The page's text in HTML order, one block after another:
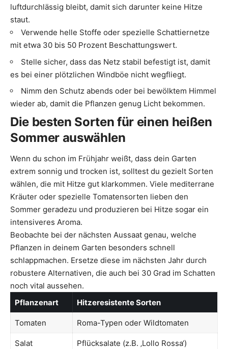
luftdurchlässig bleibt, damit sich darunter keine Hitze
staut.
Verwende helle Stoffe oder spezielle Schattiernetze
mit etwa 30 bis 50 Prozent Beschattungswert.
Stelle sicher, dass das Netz stabil befestigt ist, damit
es bei einer plötzlichen Windböe nicht wegfliegt.
Nimm den Schutz abends oder bei bewölktem Himmel
wieder ab, damit die Pflanzen genug Licht bekommen.
Die besten Sorten für einen heißen
Sommer auswählen
Wenn du schon im Frühjahr weißt, dass dein Garten
extrem sonnig und trocken ist, solltest du gezielt Sorten
wählen, die mit Hitze gut klarkommen. Viele mediterrane
Kräuter oder spezielle Tomatensorten lieben den
Sommer geradezu und produzieren bei Hitze sogar ein
intensiveres Aroma.
Beobachte bei der nächsten Aussaat genau, welche
Pflanzen in deinem Garten besonders schnell
schlappmachen. Ersetze diese im nächsten Jahr durch
robustere Alternativen, die auch bei 30 Grad im Schatten
noch vital aussehen.
Pflanzenart
Hitzeresistente Sorten
Tomaten Roma-Typen oder Wildtomaten
Salat Pflücksalate (z.B. ‚Lollo Rossa‘)